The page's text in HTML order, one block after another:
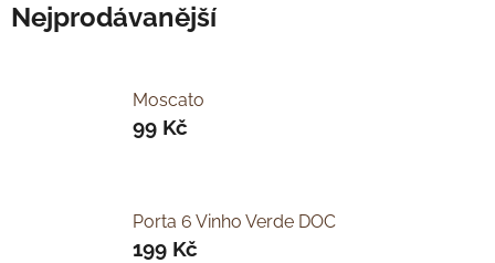
Nejprodávanější
Moscato
99 Kč
Porta 6 Vinho Verde DOC
199 Kč